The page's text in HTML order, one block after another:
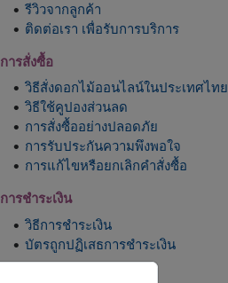
รีวิวจากลูกค้า
ติดต่อเรา เพื่อรับการบริการ
การสั่งซื้อ
วิธีสั่งดอกไม้ออนไลน์ในประเทศไทย
วิธีใช้คูปองส่วนลด
การสั่งซื้ออย่างปลอดภัย
การรับประกันความพึงพอใจ
การแก้ไขหรือยกเลิกคำสั่งซื้อ
การชำระเงิน
วิธีการชำระเงิน
บัตรถูกปฏิเสธการชำระเงิน